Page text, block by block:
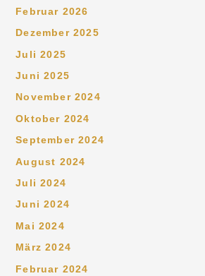
Februar 2026
Dezember 2025
Juli 2025
Juni 2025
November 2024
Oktober 2024
September 2024
August 2024
Juli 2024
Juni 2024
Mai 2024
März 2024
Februar 2024